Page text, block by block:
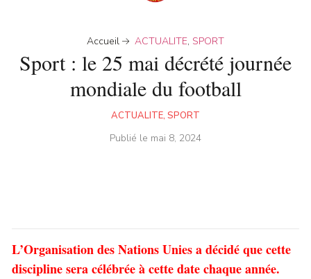
Accueil ACTUALITE, SPORT
Sport : le 25 mai décrété journée
mondiale du football
ACTUALITE, SPORT
Publié le mai 8, 2024
L’Organisation des Nations Unies a décidé que cette
discipline sera célébrée à cette date chaque année.